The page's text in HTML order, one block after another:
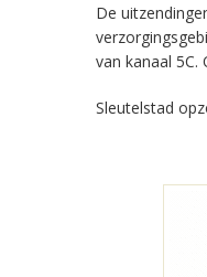
De
van kanaal
Sleutelstad